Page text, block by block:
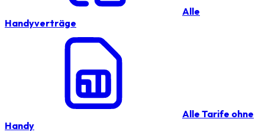
Alle
Handyverträge
Alle Tarife ohne
Handy